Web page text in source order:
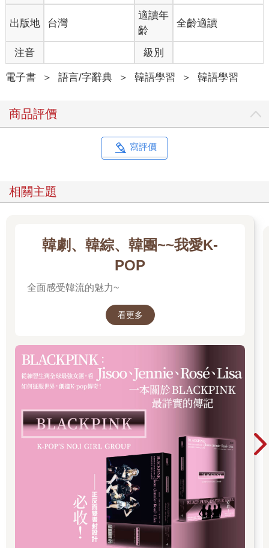
出版地 台灣
適讀年
齡
全齡適讀
注音 級別
電子書 ＞ 語言/字辭典 ＞ 韓語學習 ＞ 韓語學習
商品評價
寫評價
相關主題
韓劇、韓綜、韓團~~我愛K-
POP
全面感受韓流的魅力~
看更多